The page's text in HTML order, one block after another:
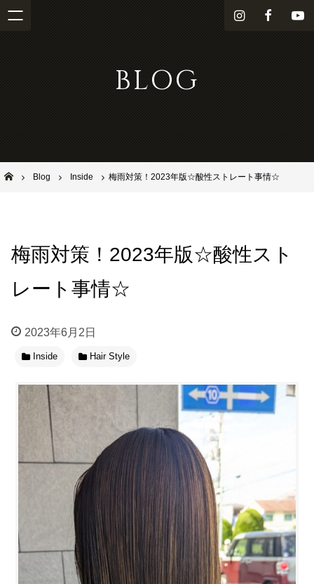
i
m
Y
BLOG
池田市石橋の美容室ならヘアサロンSolana（ソラーナ）
Blog Inside 梅雨対策！2023年版☆酸性ストレート事情☆
梅雨対策！2023年版☆酸性スト
レート事情☆
2023年6月2日
Inside Hair Style